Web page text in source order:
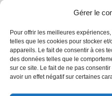
Gérer le
Pour offrir les meilleures
telles que les cookies pour stocker
appareils. Le fait de consentir à ces
des données telles que le
sur ce site. Le fait de ne pas
avoir un effet négatif sur certaines
Politique de confidentialité
Sites partenaires
5Façades
Atrium Patrimoine